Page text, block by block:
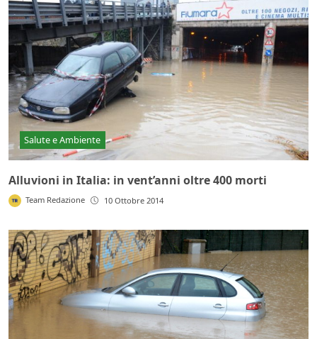
Salute e Ambiente
Alluvioni in Italia: in vent’anni oltre 400 morti
Team Redazione 10 Ottobre 2014